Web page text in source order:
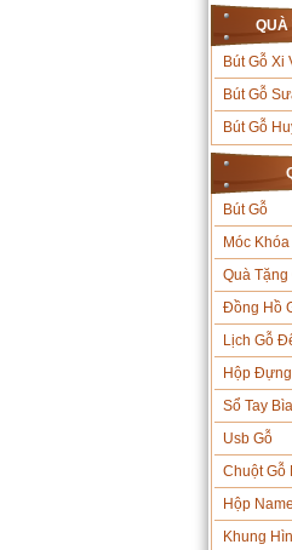
QUÀ
Bút Gỗ Xi
Bút Gỗ
Bút Gỗ
Bút Gỗ
Móc
Quà
Đồng Hồ
Lịch Gỗ
Hộp
Sổ Tay
Usb Gỗ
Chuột Gỗ
Hộp
Khung